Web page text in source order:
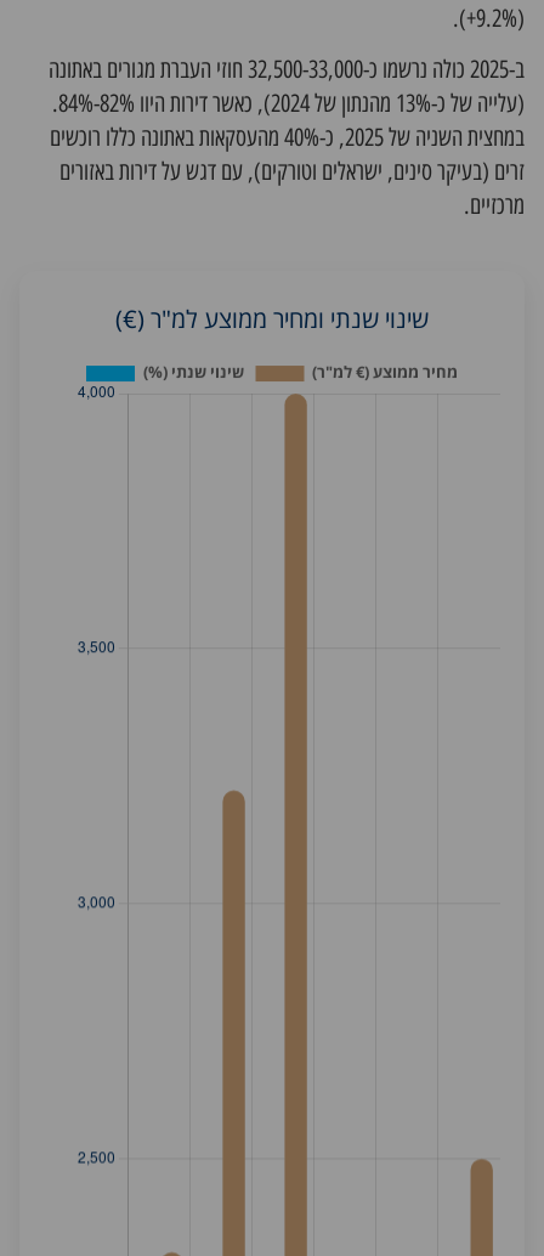
(9.2%+).
ב-2025 כולה נרשמו כ-32,500-33,000 חוזי העברת מגורים באתונה
(עלייה של כ-13% מהנתון של 2024), כאשר דירות היוו 82%-84%.
במחצית השניה של 2025, כ-40% מהעסקאות באתונה כללו רוכשים
זרים (בעיקר סינים, ישראלים וטורקים), עם דגש על דירות באזורים
מרכזיים.
שינוי שנתי ומחיר ממוצע למ"ר (€)